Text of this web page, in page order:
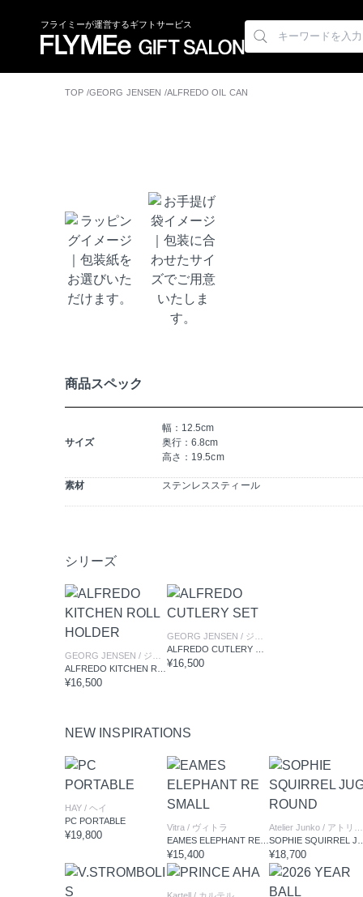
フライミーが運営するギフトサービス
TOP GEORG JENSEN ALFREDO OIL CAN
商品スペック
サイズ
幅：12.5cm
奥行：6.8cm
高さ：19.5cm
素材 ステンレススティール
シリーズ
GEORG JENSEN / ジョージジェンセン
¥16,500
GEORG JENSEN / ジョージジェンセン
¥16,500
NEW INSPIRATIONS
HAY / ヘイ
PC PORTABLE
¥19,800
Vitra / ヴィトラ
¥15,400
Atelier Junko / アトリエ ジュンコ
¥18,700